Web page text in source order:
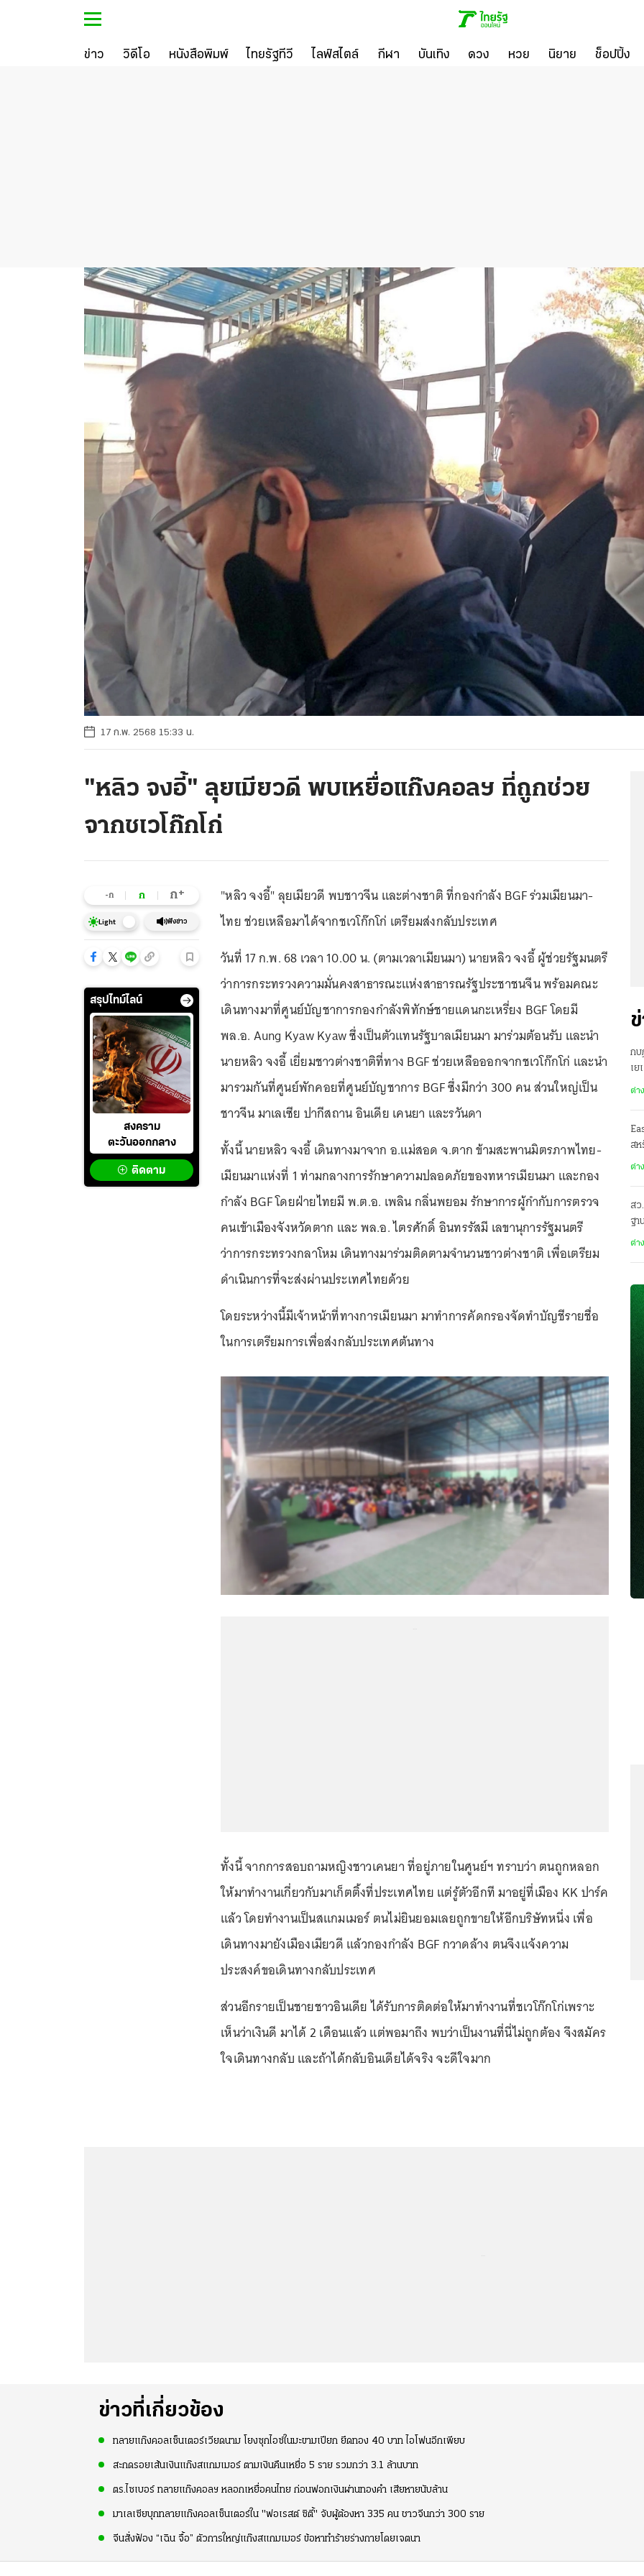
ข่าว วิดีโอ หนังสือพิมพ์ ไทยรัฐทีวี ไลฟ์สไตล์ กีฬา บันเทิง ดวง หวย นิยาย ช็อปปิ้ง
17 ก.พ. 2568 15:33 น.
"หลิว จงอี้" ลุยเมียวดี พบเหยื่อแก๊งคอลฯ ที่ถูกช่วย
จากชเวโก๊กโก่
-ก ก ก+
Light ฟังข่าว
สรุปไทม์ไลน์
สงคราม
ตะวันออกกลาง
ติดตาม
"หลิว จงอี้" ลุยเมียวดี พบชาวจีน และต่างชาติ ที่กองกำลัง BGF ร่วมเมียนมา-
ไทย ช่วยเหลือมาได้จากชเวโก๊กโก่ เตรียมส่งกลับประเทศ
วันที่ 17 ก.พ. 68 เวลา 10.00 น. (ตามเวลาเมียนมา) นายหลิว จงอี้ ผู้ช่วยรัฐมนตรี
ว่าการกระทรวงความมั่นคงสาธารณะแห่งสาธารณรัฐประชาชนจีน พร้อมคณะ
เดินทางมาที่ศูนย์บัญชาการกองกำลังพิทักษ์ชายแดนกะเหรี่ยง BGF โดยมี
พล.อ. Aung Kyaw Kyaw ซึ่งเป็นตัวแทนรัฐบาลเมียนมา มาร่วมต้อนรับ และนำ
นายหลิว จงอี้ เยี่ยมชาวต่างชาติที่ทาง BGF ช่วยเหลือออกจากชเวโก๊กโก่ และนำ
มารวมกันที่ศูนย์พักคอยที่ศูนย์บัญชาการ BGF ซึ่งมีกว่า 300 คน ส่วนใหญ่เป็น
ชาวจีน มาเลเซีย ปากีสถาน อินเดีย เคนยา และรวันดา
ทั้งนี้ นายหลิว จงอี้ เดินทางมาจาก อ.แม่สอด จ.ตาก ข้ามสะพานมิตรภาพไทย-
เมียนมาแห่งที่ 1 ท่ามกลางการรักษาความปลอดภัยของทหารเมียนมา และกอง
กำลัง BGF โดยฝ่ายไทยมี พ.ต.อ. เพลิน กลิ่นพยอม รักษาการผู้กำกับการตรวจ
คนเข้าเมืองจังหวัดตาก และ พล.อ. ไตรศักดิ์ อินทรรัสมี เลขานุการรัฐมนตรี
ว่าการกระทรวงกลาโหม เดินทางมาร่วมติดตามจำนวนชาวต่างชาติ เพื่อเตรียม
ดำเนินการที่จะส่งผ่านประเทศไทยด้วย
โดยระหว่างนี้มีเจ้าหน้าที่ทางการเมียนมา มาทำการคัดกรองจัดทำบัญชีรายชื่อ
ในการเตรียมการเพื่อส่งกลับประเทศต้นทาง
ทั้งนี้ จากการสอบถามหญิงชาวเคนยา ที่อยู่ภายในศูนย์ฯ ทราบว่า ตนถูกหลอก
ให้มาทำงานเกี่ยวกับมาเก็ตติ้งที่ประเทศไทย แต่รู้ตัวอีกที มาอยู่ที่เมือง KK ปาร์ค
แล้ว โดยทำงานเป็นสแกมเมอร์ ตนไม่ยินยอมเลยถูกขายให้อีกบริษัทหนึ่ง เพื่อ
เดินทางมายังเมืองเมียวดี แล้วกองกำลัง BGF กวาดล้าง ตนจึงแจ้งความ
ประสงค์ขอเดินทางกลับประเทศ
ส่วนอีกรายเป็นชายชาวอินเดีย ได้รับการติดต่อให้มาทำงานที่ชเวโก๊กโก่เพราะ
เห็นว่าเงินดี มาได้ 2 เดือนแล้ว แต่พอมาถึง พบว่าเป็นงานที่นี่ไม่ถูกต้อง จึงสมัคร
ใจเดินทางกลับ และถ้าได้กลับอินเดียได้จริง จะดีใจมาก
กบ
เ
ต่า
ส
ต่า
สว
ฐา
ต่า
ข่าวที่เกี่ยวข้อง
ทลายแก๊งคอลเซ็นเตอร์เวียดนาม โยงซุกไอซ์ในมะขามเปียก ยึดทอง 40 บาท ไอโฟนอีกเพียบ
สะกดรอยเส้นเงินแก๊งสแกมเมอร์ ตามเงินคืนเหยื่อ 5 ราย รวมกว่า 3.1 ล้านบาท
ตร.ไซเบอร์ ทลายแก๊งคอลฯ หลอกเหยื่อคนไทย ก่อนฟอกเงินผ่านทองคำ เสียหายนับล้าน
มาเลเซียบุกทลายแก๊งคอลเซ็นเตอร์ใน "ฟอเรสต์ ซิตี้" จับผู้ต้องหา 335 คน ชาวจีนกว่า 300 ราย
จีนสั่งฟ้อง “เฉิน จื้อ” ตัวการใหญ่แก๊งสแกมเมอร์ ข้อหาทำร้ายร่างกายโดยเจตนา